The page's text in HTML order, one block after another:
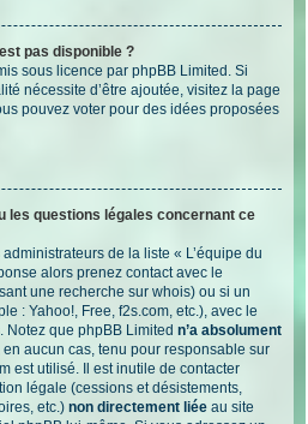
pas disponible ?
sous licence par phpBB Limited. Si
nécessite d’être ajoutée, visitez la page
pouvez voter pour des idées proposées
les questions légales concernant ce
de la liste « L’équipe du
alors prenez contact avec le
une recherche sur whois) ou si un
: Yahoo!, Free, f2s.com, etc.), avec le
que phpBB Limited n’a absolument
en aucun cas, tenu pour responsable sur
est utilisé. Il est inutile de contacter
légale (cessions et désistements,
etc.) non directement liée au site